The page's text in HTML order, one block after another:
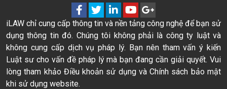
iLAW chỉ cung cấp thông tin và nền tảng công nghệ để bạn sử
dụng thông tin đó. Chúng tôi không phải là công ty luật và
không cung cấp dịch vụ pháp lý. Bạn nên tham vấn ý kiến
Luật sư cho vấn đề pháp lý mà bạn đang cần giải quyết. Vui
lòng tham khảo Điều khoản sử dụng và Chính sách bảo mật
khi sử dụng website.